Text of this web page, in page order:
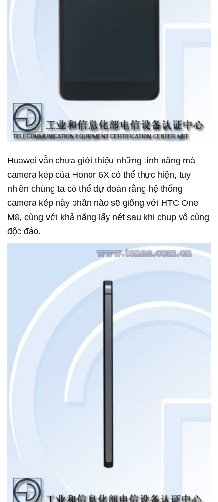
Huawei vẫn chưa giới thiệu những tính năng mà
camera kép của Honor 6X có thể thực hiện, tuy
nhiên chúng ta có thể dự đoán rằng hệ thống
camera kép này phần nào sẽ giống với HTC One
M8, cùng với khả năng lấy nét sau khi chụp vô cùng
độc đáo.